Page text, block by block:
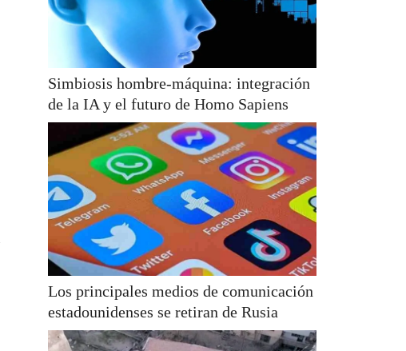
Simbiosis hombre-máquina: integración
de la IA y el futuro de Homo Sapiens
Los principales medios de comunicación
estadounidenses se retiran de Rusia